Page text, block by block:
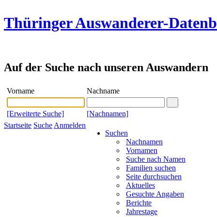
Thüringer Auswanderer-
Auf der Suche nach unseren Auswandern
Vorname Nachname
[Erweiterte Suche]
[Nachnamen]
Startseite Suche Anmelden
Suchen
Nachnamen
Vornamen
Suche nach Namen
Familien suchen
Seite durchsuchen
Aktuelles
Gesuchte Angaben
Berichte
Jahrestage